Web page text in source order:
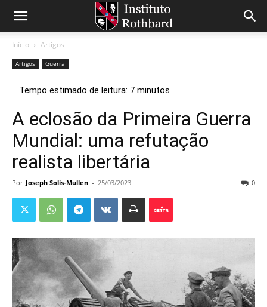
Início Artigos
Artigos Guerra
A eclosão da Primeira Guerra
Mundial: uma refutação
realista libertária
Por Joseph Solis-Mullen - 25/03/2023 0